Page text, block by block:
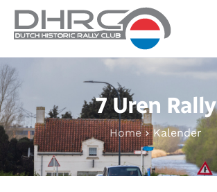
Kalender
Vraag & Aanbod
Nieuws
Contact
7 Uren Rally
Home Kalender